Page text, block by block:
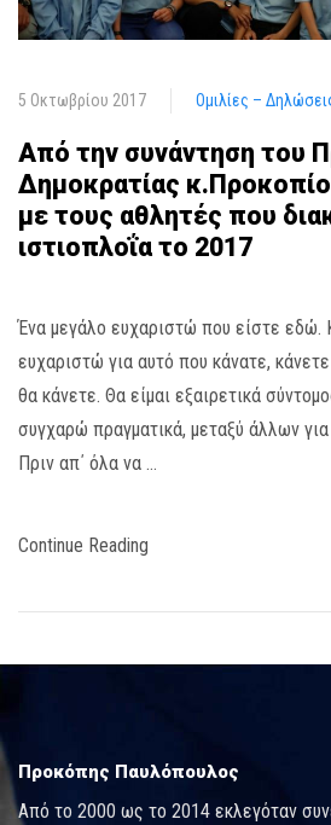
5 Οκτωβρίου 2017 Ομιλίες –
Από την συνάντηση του
Δημοκρατίας
με τους αθλητές που
ιστιοπλοΐα το 2017
Ένα μεγάλο ευχαριστώ που είστε εδώ.
ευχαριστώ για αυτό που κάνατε, κάνετε
θα κάνετε. Θα είμαι εξαιρετικά
συγχαρώ πραγματικά, μεταξύ άλλων
Πριν απ΄ όλα να …
Continue Reading
Προκόπης Παυλόπουλος
Από το 2000 ως το 2014 εκλεγόταν